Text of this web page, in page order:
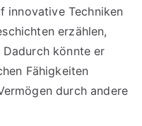
innovative Techniken
erzählen,
könnte er
Fähigkeiten
durch andere